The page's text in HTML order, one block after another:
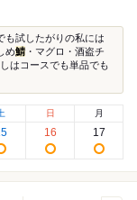
も試したがりの私には
め鯖 ・マグロ・酒盗チ
はコースでも単品でも
日
16
月
17